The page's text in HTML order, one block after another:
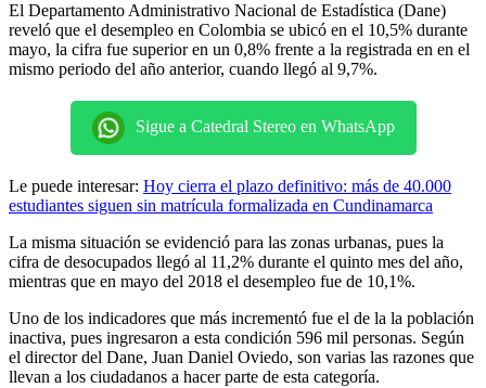
El Departamento Administrativo Nacional de Estadística (Dane)
reveló que el desempleo en Colombia se ubicó en el 10,5% durante
mayo, la cifra fue superior en un 0,8% frente a la registrada en en el
mismo periodo del año anterior, cuando llegó al 9,7%.
Sigue a Catedral Stereo en WhatsApp
Le puede interesar: Hoy cierra el plazo definitivo: más de 40.000
estudiantes siguen sin matrícula formalizada en Cundinamarca
La misma situación se evidenció para las zonas urbanas, pues la
cifra de desocupados llegó al 11,2% durante el quinto mes del año,
mientras que en mayo del 2018 el desempleo fue de 10,1%.
Uno de los indicadores que más incrementó fue el de la la población
inactiva, pues ingresaron a esta condición 596 mil personas. Según
el director del Dane, Juan Daniel Oviedo, son varias las razones que
llevan a los ciudadanos a hacer parte de esta categoría.